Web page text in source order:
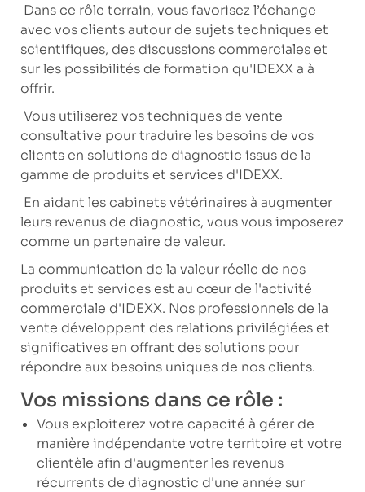
Dans ce rôle terrain, vous favorisez l’échange
avec vos clients autour de sujets techniques et
scientifiques, des discussions commerciales et
sur les possibilités de formation qu'IDEXX a à
offrir.
Vous utiliserez vos techniques de vente
consultative pour traduire les besoins de vos
clients en solutions de diagnostic issus de la
gamme de produits et services d'IDEXX.
En aidant les cabinets vétérinaires à augmenter
leurs revenus de diagnostic, vous vous imposerez
comme un partenaire de valeur.
La communication de la valeur réelle de nos
produits et services est au cœur de l'activité
commerciale d'IDEXX. Nos professionnels de la
vente développent des relations privilégiées et
significatives en offrant des solutions pour
répondre aux besoins uniques de nos clients.
Vos missions dans ce rôle :
Vous exploiterez votre capacité à gérer de
manière indépendante votre territoire et votre
clientèle afin d'augmenter les revenus
récurrents de diagnostic d'une année sur